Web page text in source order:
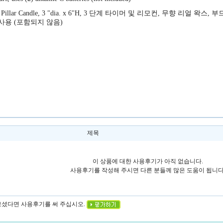
Candle, 3 "dia. x 6"H, 3 단계 타이머 및 리모컨 , 무향 리얼 왁스, 부
용 (포함되지 않음)
제목
이 상품에 대한 사용후기가 아직 없습니다.
사용후기를 작성해 주시면 다른 분들께 많은 도움이 됩니
다면 사용후기를 써 주십시오.